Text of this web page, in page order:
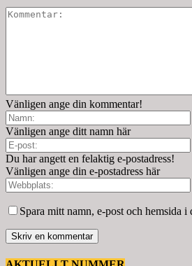
Vänligen ange din kommentar!
Vänligen ange ditt namn här
Du har angett en felaktig e-postadress!
Vänligen ange din e-postadress här
Spara mitt namn, e-post och hemsida